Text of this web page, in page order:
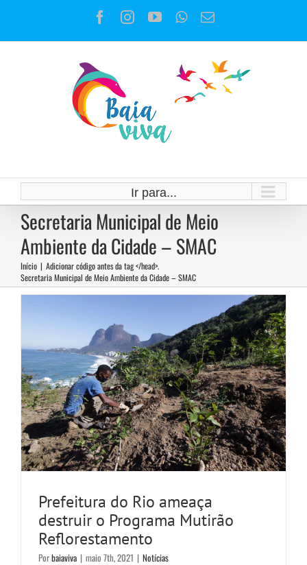
o
Facebook
Instagram
YouTubeWhatsApp
E-
Ir para...
Secretaria Municipal de Meio
Ambiente da Cidade – SMAC
Início | Adicionar código antes da tag </head>.
Secretaria Municipal de Meio Ambiente da Cidade – SMAC
Prefeitura do Rio ameaça destruir
o Programa Mutirão
Reflorestamento
Notícias
Prefeitura do Rio ameaça
destruir o Programa Mutirão
Reflorestamento
Porbaiaviva | maio 7th, 2021 | Notícias